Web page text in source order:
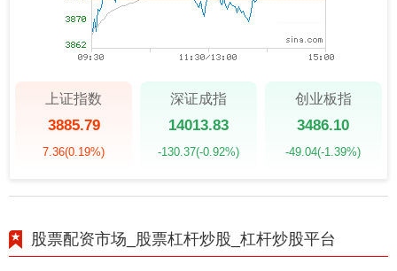
上证指数
3885.79
7.36(0.19%)
深证成指
14013.83
-130.37(-0.92%)
创业板指
3486.10
-49.04(-1.39%)
股票配资市场_股票杠杆炒股_杠杆炒股平台